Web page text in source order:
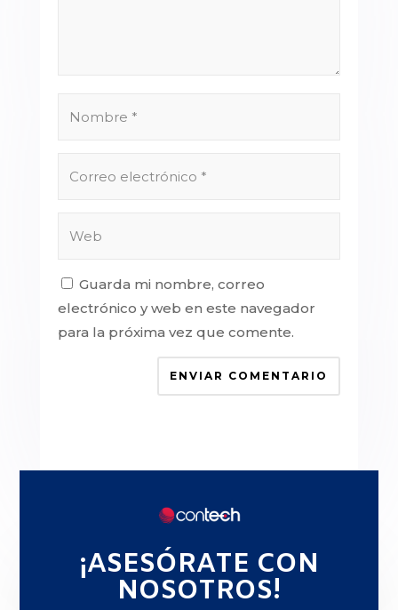
Guarda mi nombre, correo
electrónico y web en este navegador
para la próxima vez que comente.
ENVIAR COMENTARIO
¡ASESÓRATE CON
NOSOTROS!